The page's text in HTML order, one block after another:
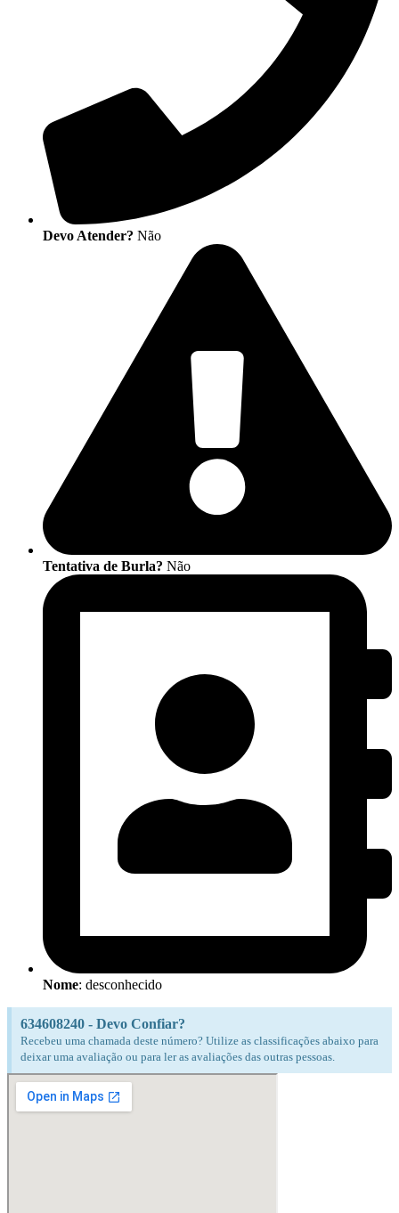
Devo Atender? Não
Tentativa de Burla? Não
Nome: desconhecido
634608240 - Devo Confiar?
Recebeu uma chamada deste número? Utilize as classificações abaixo para
deixar uma avaliação ou para ler as avaliações das outras pessoas.